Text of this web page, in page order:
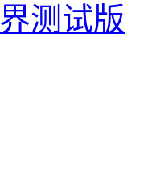
测试版